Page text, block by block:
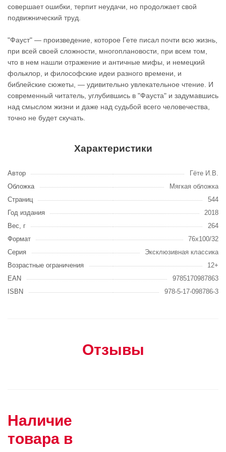
совершает ошибки, терпит неудачи, но продолжает свой
подвижнический труд.
"Фауст" — произведение, которое Гете писал почти всю жизнь,
при всей своей сложности, многоплановости, при всем том,
что в нем нашли отражение и античные мифы, и немецкий
фольклор, и философские идеи разного времени, и
библейские сюжеты, — удивительно увлекательное чтение. И
современный читатель, углубившись в "Фауста" и задумавшись
над смыслом жизни и даже над судьбой всего человечества,
точно не будет скучать.
Характеристики
Автор
Гёте И.В.
Обложка
Мягкая обложка
Страниц
544
Год издания
2018
Вес, г
264
Формат
76x100/32
Серия
Эксклюзивная классика
Возрастные ограничения
12+
EAN
9785170987863
ISBN
978-5-17-098786-3
Отзывы
Наличие
товара в